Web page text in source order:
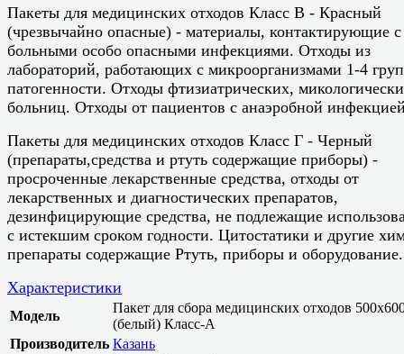
Пакеты для медицинских отходов Класс В - Красный
(чрезвычайно опасные) - материалы, контактирующие с
больными особо опасными инфекциями. Отходы из
лабораторий, работающих с микроорганизмами 1-4
патогенности. Отходы фтизиатрических,
больниц. Отходы от пациентов с анаэробной
Пакеты для медицинских отходов Класс Г - Черный
(препараты,средства и ртуть содержащие приборы) -
просроченные лекарственные средства, отходы от
лекарственных и диагностических препаратов,
дезинфицирующие средства, не подлежащие
с истекшим сроком годности. Цитостатики и другие
препараты содержащие Ртуть, приборы и оборудование.
Характеристики
Модель
Пакет для сбора медицинских отходов
(белый) Класс-А
Производитель Казань